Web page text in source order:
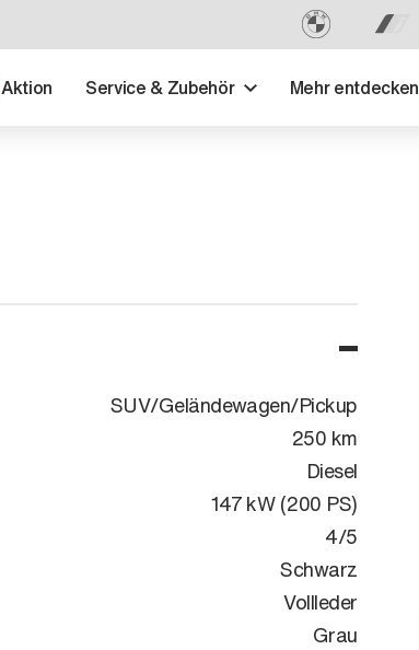
Aktion Service & Zubehör Mehr entdecken
SUV/Geländewagen/Pickup
250 km
Diesel
147 kW (200 PS)
4/5
Schwarz
Vollleder
Grau